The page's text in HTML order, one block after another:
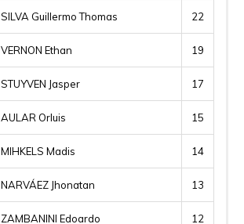
SILVA Guillermo Thomas 22
VERNON Ethan 19
STUYVEN Jasper 17
AULAR Orluis 15
MIHKELS Madis 14
NARVÁEZ Jhonatan 13
ZAMBANINI Edoardo 12